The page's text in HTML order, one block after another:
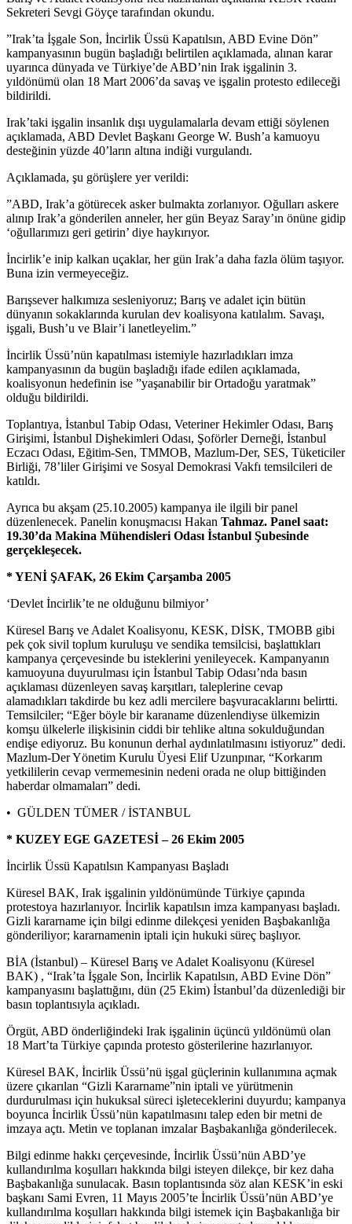
Sekreteri Sevgi Göyçe tarafından okundu.
”Irak’ta İşgale Son, İncirlik Üssü Kapatılsın, ABD Evine Dön”
kampanyasının bugün başladığı belirtilen açıklamada, alınan karar
uyarınca dünyada ve Türkiye’de ABD’nin Irak işgalinin 3.
yıldönümü olan 18 Mart 2006’da savaş ve işgalin protesto edileceği
bildirildi.
Irak’taki işgalin insanlık dışı uygulamalarla devam ettiği söylenen
açıklamada, ABD Devlet Başkanı George W. Bush’a kamuoyu
desteğinin yüzde 40’ların altına indiği vurgulandı.
Açıklamada, şu görüşlere yer verildi:
”ABD, Irak’a götürecek asker bulmakta zorlanıyor. Oğulları askere
alınıp Irak’a gönderilen anneler, her gün Beyaz Saray’ın önüne gidip
‘oğullarımızı geri getirin’ diye haykırıyor.
İncirlik’e inip kalkan uçaklar, her gün Irak’a daha fazla ölüm taşıyor.
Buna izin vermeyeceğiz.
Barışsever halkımıza sesleniyoruz; Barış ve adalet için bütün
dünyanın sokaklarında kurulan dev koalisyona katılalım. Savaşı,
işgali, Bush’u ve Blair’i lanetleyelim.”
İncirlik Üssü’nün kapatılması istemiyle hazırladıkları imza
kampanyasının da bugün başladığı ifade edilen açıklamada,
koalisyonun hedefinin ise ”yaşanabilir bir Ortadoğu yaratmak”
olduğu bildirildi.
Toplantıya, İstanbul Tabip Odası, Veteriner Hekimler Odası, Barış
Girişimi, İstanbul Dişhekimleri Odası, Şoförler Derneği, İstanbul
Eczacı Odası, Eğitim-Sen, TMMOB, Mazlum-Der, SES, Tüketiciler
Birliği, 78’liler Girişimi ve Sosyal Demokrasi Vakfı temsilcileri de
katıldı.
Ayrıca bu akşam (25.10.2005) kampanya ile ilgili bir panel
düzenlenecek. Panelin konuşmacısı Hakan Tahmaz. Panel saat:
19.30’da Makina Mühendisleri Odası İstanbul Şubesinde
gerçekleşecek.
* YENİ ŞAFAK, 26 Ekim Çarşamba 2005
‘Devlet İncirlik’te ne olduğunu bilmiyor’
Küresel Barış ve Adalet Koalisyonu, KESK, DİSK, TMOBB gibi
pek çok sivil toplum kuruluşu ve sendika temsilcisi, başlattıkları
kampanya çerçevesinde bu isteklerini yenileyecek. Kampanyanın
kamuoyuna duyurulması için İstanbul Tabip Odası’nda basın
açıklaması düzenleyen savaş karşıtları, taleplerine cevap
alamadıkları takdirde bu kez adli mercilere başvuracaklarını belirtti.
Temsilciler; “Eğer böyle bir karaname düzenlendiyse ülkemizin
komşu ülkelerle ilişkisinin ciddi bir tehlike altına sokulduğundan
endişe ediyoruz. Bu konunun derhal aydınlatılmasını istiyoruz” dedi.
Mazlum-Der Yönetim Kurulu Üyesi Elif Uzunpınar, “Korkarım
yetkililerin cevap vermemesinin nedeni orada ne olup bittiğinden
haberdar olmamaları” dedi.
• GÜLDEN TÜMER / İSTANBUL
* KUZEY EGE GAZETESİ – 26 Ekim 2005
İncirlik Üssü Kapatılsın Kampanyası Başladı
Küresel BAK, Irak işgalinin yıldönümünde Türkiye çapında
protestoya hazırlanıyor. İncirlik kapatılsın imza kampanyası başladı.
Gizli kararname için bilgi edinme dilekçesi yeniden Başbakanlığa
gönderiliyor; kararnamenin iptali için hukuki süreç başlıyor.
BİA (İstanbul) – Küresel Barış ve Adalet Koalisyonu (Küresel
BAK) , “Irak’ta İşgale Son, İncirlik Kapatılsın, ABD Evine Dön”
kampanyasını başlattığını, dün (25 Ekim) İstanbul’da düzenlediği bir
basın toplantısıyla açıkladı.
Örgüt, ABD önderliğindeki Irak işgalinin üçüncü yıldönümü olan
18 Mart’ta Türkiye çapında protesto gösterilerine hazırlanıyor.
Küresel BAK, İncirlik Üssü’nü işgal güçlerinin kullanımına açmak
üzere çıkarılan “Gizli Kararname”nin iptali ve yürütmenin
durdurulması için hukuksal süreci işleteceklerini duyurdu; kampanya
boyunca İncirlik Üssü’nün kapatılmasını talep eden bir metni de
imzaya açtı. Metin ve toplanan imzalar Başbakanlığa gönderilecek.
Bilgi edinme hakkı çerçevesinde, İncirlik Üssü’nün ABD’ye
kullandırılma koşulları hakkında bilgi isteyen dilekçe, bir kez daha
Başbakanlığa sunulacak. Basın toplantısında söz alan KESK’in eski
başkanı Sami Evren, 11 Mayıs 2005’te İncirlik Üssü’nün ABD’ye
kullandırılma koşulları hakkında bilgi istemek için Başbakanlığa bir